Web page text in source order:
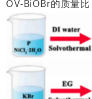
OV-BiOBr的质量比